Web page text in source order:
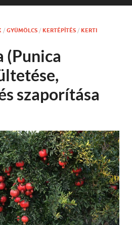
/ GYÜMÖLCS / KERTÉPÍTÉS / KERTI
(Punica
szaporítása